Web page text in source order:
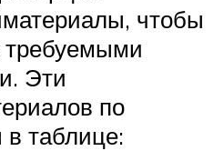
чтобы
требуемыми
Эти
по
таблице: